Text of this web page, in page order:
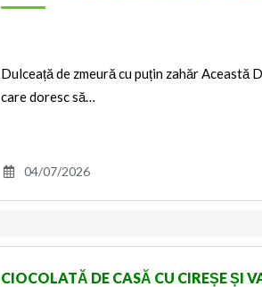
Dulceață de zmeură cu puțin zahăr Această
care doresc să…
04/07/2026
CIOCOLATĂ DE CASĂ CU CIREȘE ȘI